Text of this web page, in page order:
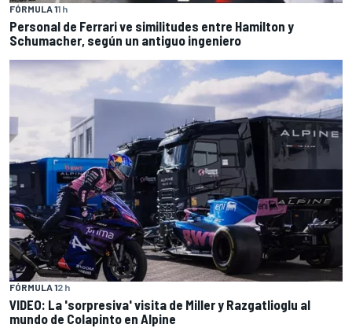
FÓRMULA 11 h
Personal de Ferrari ve similitudes entre Hamilton y
Schumacher, según un antiguo ingeniero
FÓRMULA 12 h
VIDEO: La 'sorpresiva' visita de Miller y Razgatlioglu al
mundo de Colapinto en Alpine